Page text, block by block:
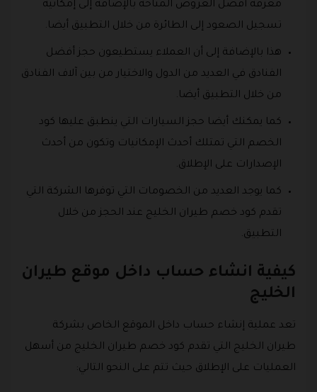
َمعرفة أفضل العروض المتاحة بالإضافة إلى إمكانية
تسجيل الصعود إلى الطائرة من خلال التطبيق أيضا.
هذا بالإضافة إلى أن العملاء يستطيعون حجز أفضل
الفنادق في العديد من الدول والاختيار من بين آلاف الفنادق
من خلال التطبيق أيضا.
كما يمكنك أيضا حجز السيارات التي ينطبق عليها كود
الخصم التي تمتلك أحدث الإمكانيات وتكون من أحدث
الإصدارات على الإطلاق.
كما يوجد العديد من الخصومات التي توفرها الشركة التي
تقدم كود خصم طيران الخليج عند الحجز من خلال
التطبيق.
كيفية انشاء حساب داخل موقع طيران
الخليج
تعد عملية إنشاء حساب داخل الموقع الخاص بشركة
طيران الخليج التي تقدم كود خصم طيران الخليج من أسهل
العمليات على الإطلاق حيث تتم على النحو التالي: